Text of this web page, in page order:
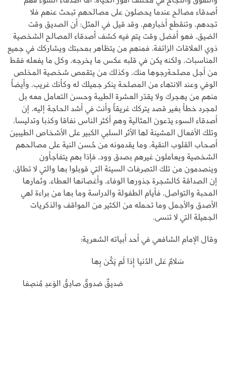
أصدقاء مصالح عندما يحصلون على مصالحهم تبحث عنهم فلا
تجدهم، وتنقطع أخبارهم، وقد قيل في المثل: أن الصديق وقت
الضيق، فهو أفضل وقت يتم فيه كشف أصدقاء المصالح الشخصية
ذوي العلاقات الزائفة، فمنهم من يتظاهر بمحبتك ويشاركك في جميع
المناسبات، ولكنه يكن في قلبه عكس ما يخرجه، وكل ما يفعله فقط
من أجل مصلحةرجوها منك، وكذلك من يتقمص شخصية المخلص
الوفي وعند الانتهاء من المصلحة ينكر جميلك له وكأنك غريب، وأيضاً
منهم من يهجرك ولا يقدّر العشرة الطيبة وحسن التعامل معه بل
لمجرد خطأ بغير قصد يتركك غريقاً وأنت في أشد الحاجة إليه، إن
أصدقاء السوء يدّعون المثالية وهم أكثر الناس نفاقا وكذبا وتدليسا،
وتلك الأفعال المشينة لها الأثر السلبي الكبير على الأشخاص الطيبين
أصحاب القلوب النقية، وما يقدمونه من حُسن النية على مصالحهم
الشخصية ويعاملون غيرهم بصدق وود، فإذا بهم يتفاجأون
وينصدمون من تلك التصرفات السيئة التي قوبلوا بها والتي لا تطاق،
إن الصداقة كالشجرة جذورها الوفاء، وأغصانها العطاء، وثمارها
المحبة والتواصل، فأيام الطفولة والدراسة وما بها من براءة لهي
الأصدق والأجمل وما تحمله من الكثير من المواقف والذكريات
الجميلة التي لا تنسى.
وقال الإمام الشافعي في أحد أبياته الشعرية:
سَلامٌ عَلى الدُنيا إِذا لَم يَكُن بِها
صَديقٌ صَدوقٌ صادِقُ الوَعدِ مُنصِفا